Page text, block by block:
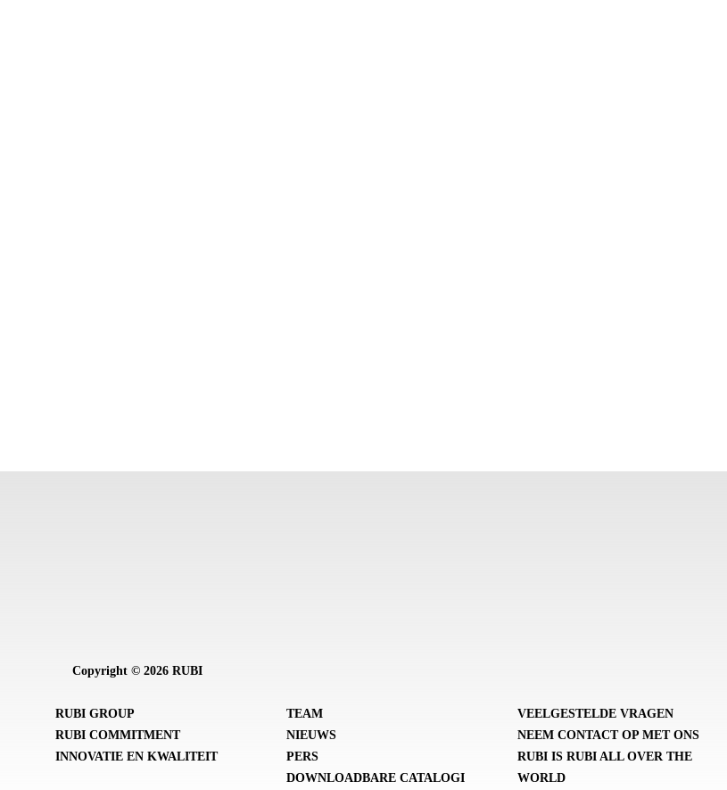
Copyright © 2026 RUBI
RUBI GROUP
RUBI COMMITMENT
INNOVATIE EN KWALITEIT
TEAM
NIEUWS
PERS
DOWNLOADBARE CATALOGI
VEELGESTELDE VRAGEN
NEEM CONTACT OP MET ONS
RUBI IS RUBI ALL OVER THE
WORLD